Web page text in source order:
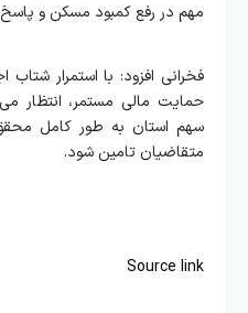
مهم در رفع کمبود مسکن و پاسخ
فخرانی افزود: با استمرار شتاب
حمایت مالی مستمر، انتظار
سهم استان به طور کامل
متقاضیان تامین شود.
Source link